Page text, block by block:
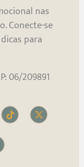
nas
Conecte-se
para
06/209891